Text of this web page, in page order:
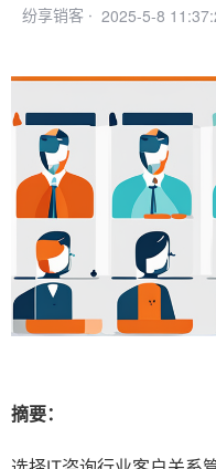
纷享销客 · 2025-5-8
摘要：